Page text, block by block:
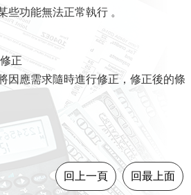
些功能無法正常執行 。
正
因應需求隨時進行修正，修正後的條
回上一頁 回最上面